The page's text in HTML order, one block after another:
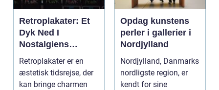
Retroplakater: Et
Dyk Ned I
Nostalgiens
Verden
Retroplakater er en
æstetisk tidsrejse, der
kan bringe charmen
Opdag kunstens
perler i gallerier i
Nordjylland
Nordjylland, Danmarks
nordligste region, er
kendt for sine